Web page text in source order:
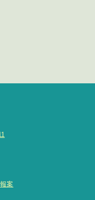
案